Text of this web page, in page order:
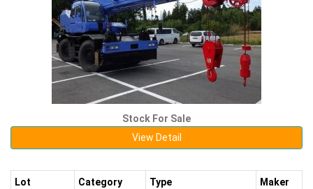
Stock For Sale
View Detail
Lot Category Type Maker